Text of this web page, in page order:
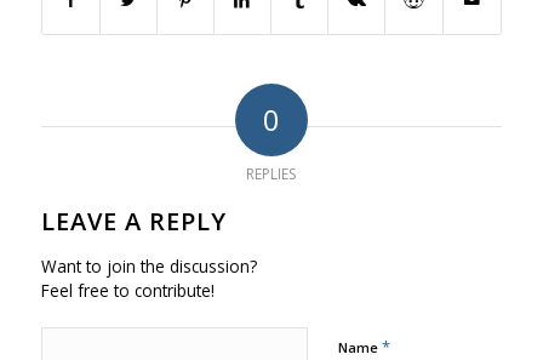
0
REPLIES
LEAVE A REPLY
Want to join the discussion?
Feel free to contribute!
Name *